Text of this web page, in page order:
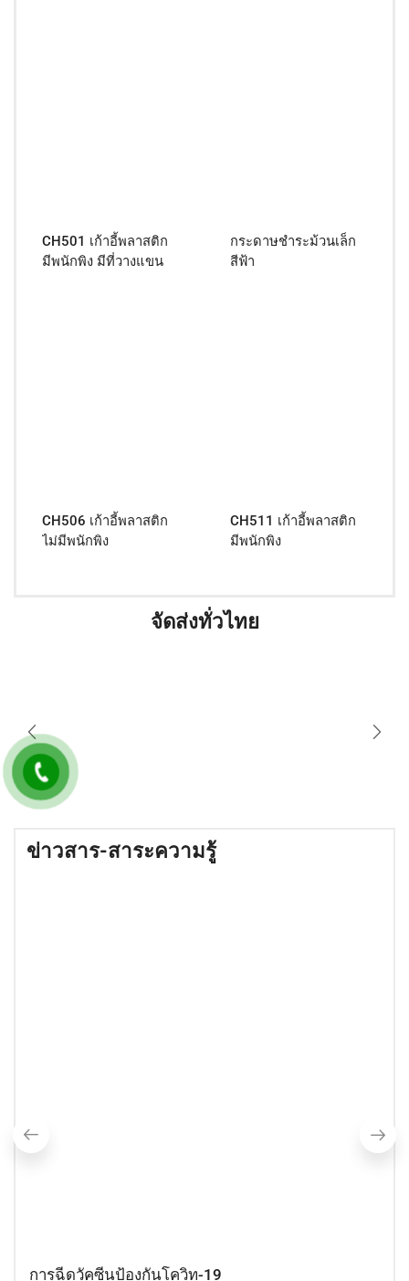
CH501 เก้าอี้พลาสติก
มีพนักพิง มีที่วางแขน
กระดาษชำระม้วนเล็ก
สีฟ้า
CH506 เก้าอี้พลาสติก
ไม่มีพนักพิง
CH511 เก้าอี้พลาสติก
มีพนักพิง
จัดส่งทั่วไทย
ข่าวสาร-สาระความรู้
การฉีดวัคซีนป้องกันโควิท-19